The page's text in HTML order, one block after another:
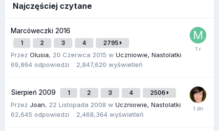
Najczęściej czytane
Marcóweczki 2016
1 2 3 4 2795
Przez Olusia, 20 Czerwca 2015 w Uczniowie, Nastolatki
69,864 odpowiedzi 2,847,620 wyświetleń
Sierpień 2009 1 2 3 4 2506
Przez Joan, 22 Listopada 2008 w Uczniowie, Nastolatki
62,645 odpowiedzi 2,468,364 wyświetleń